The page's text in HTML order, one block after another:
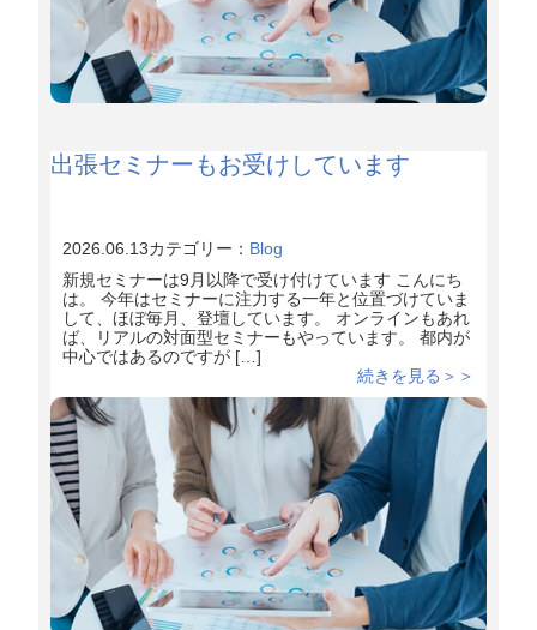
出張セミナーもお受けしています
2026.06.13カテゴリー： Blog
新規セミナーは9月以降で受け付けています こんにち
は。 今年はセミナーに注力する一年と位置づけていま
して、ほぼ毎月、登壇しています。 オンラインもあれ
ば、リアルの対面型セミナーもやっています。 都内が
中心ではあるのですが […]
続きを見る＞＞